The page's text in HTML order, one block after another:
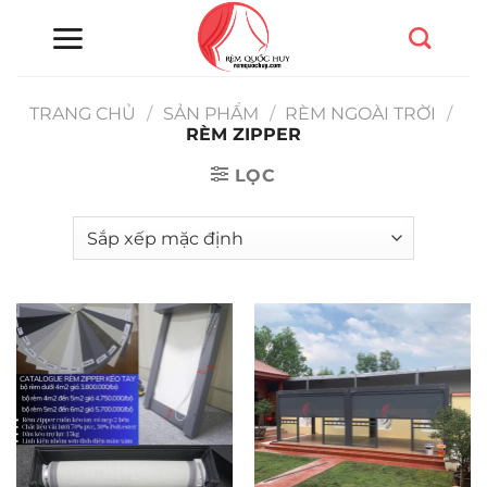
TRANG CHỦ
/ SẢN PHẨM / RÈM NGOÀI TRỜI
/
RÈM ZIPPER
LỌC